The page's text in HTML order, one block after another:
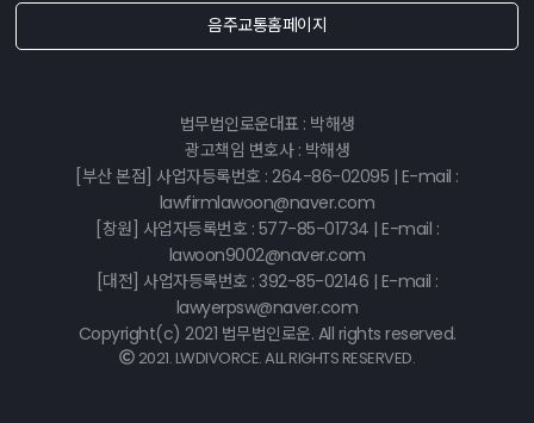
음주교통홈페이지
법무법인로운대표 : 박해생
광고책임 변호사 : 박해생
[부산 본점] 사업자등록번호 : 264-86-02095 | E-mail :
lawfirmlawoon@naver.com
[창원] 사업자등록번호 : 577-85-01734 | E-mail :
lawoon9002@naver.com
[대전] 사업자등록번호 : 392-85-02146 | E-mail :
lawyerpsw@naver.com
Copyright(c) 2021 법무법인로운. All rights reserved.
2021. LWDIVORCE. ALL RIGHTS RESERVED.